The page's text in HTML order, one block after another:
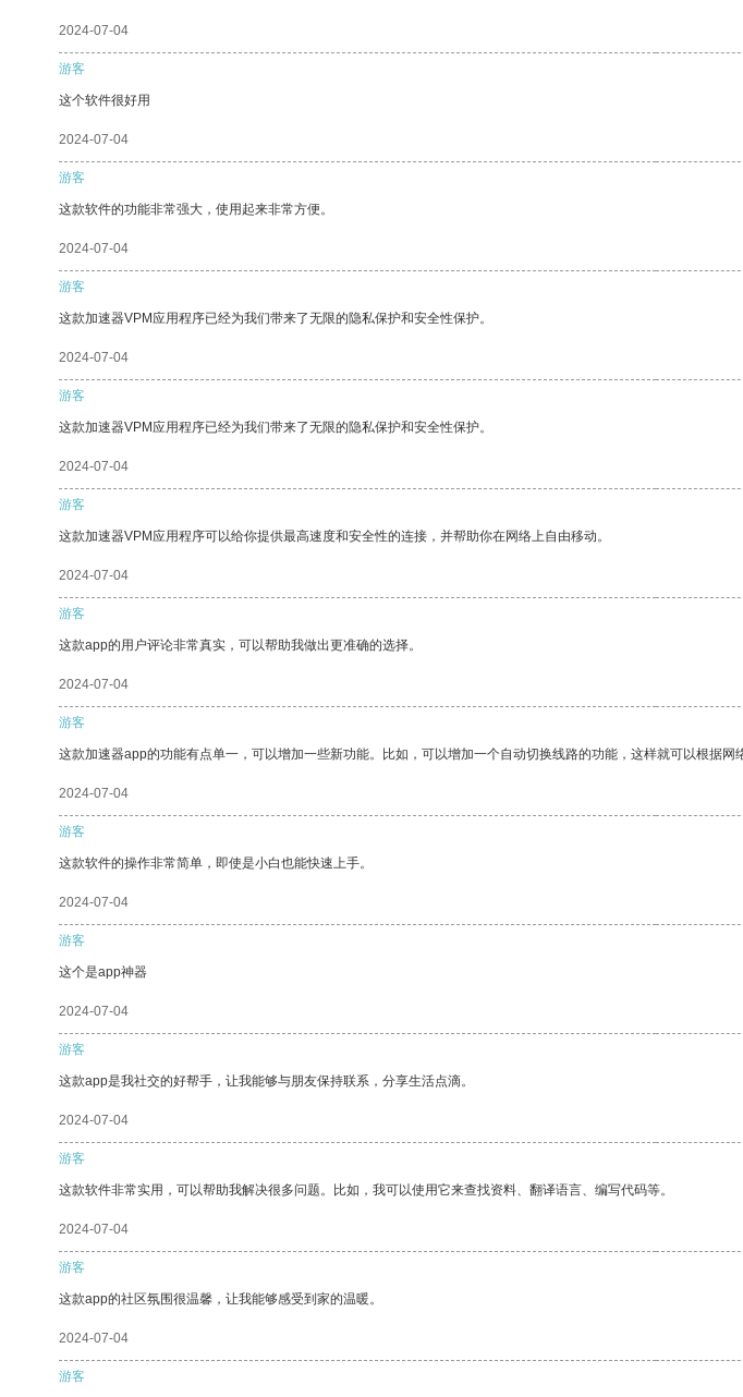
2024-07-04
游客
这个软件很好用
2024-07-04
游客
这款软件的功能非常强大，使用起来非常方便。
2024-07-04
游客
这款加速器VPM应用程序已经为我们带来了无限的隐私保护和安全性保护。
2024-07-04
游客
这款加速器VPM应用程序已经为我们带来了无限的隐私保护和安全性保护。
2024-07-04
游客
这款加速器VPM应用程序可以给你提供最高速度和安全性的连接，并帮助你在网络上自由移动。
2024-07-04
游客
这款app的用户评论非常真实，可以帮助我做出更准确的选择。
2024-07-04
游客
这款加速器app的功能有点单一，可以增加一些新功能。比如，可以增加一个自动切换线路的功能，这样就可以根据网
2024-07-04
游客
这款软件的操作非常简单，即使是小白也能快速上手。
2024-07-04
游客
这个是app神器
2024-07-04
游客
这款app是我社交的好帮手，让我能够与朋友保持联系，分享生活点滴。
2024-07-04
游客
这款软件非常实用，可以帮助我解决很多问题。比如，我可以使用它来查找资料、翻译语言、编写代码等。
2024-07-04
游客
这款app的社区氛围很温馨，让我能够感受到家的温暖。
2024-07-04
游客